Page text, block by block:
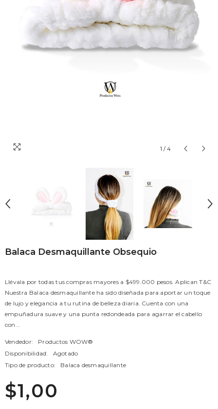
1 / 4
Balaca Desmaquillante Obsequio
Llévala por todas tus compras mayores a $499.000 pesos. Aplican T&C
Nuestra Balaca desmaquillante ha sido diseñada para aportar un toque
de lujo y elegancia a tu rutina de belleza diaria. Cuenta con una
empuñadura suave y una punta redondeada para agarrar el cabello
con...
Vendedor:
Productos WOW®
Disponibilidad:
Agotado
Tipo de producto:
Balaca desmaquillante
$1,00